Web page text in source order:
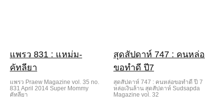
แพรว 831 : แหม่ม-
คัทลียา
แพรว Praew Magazine vol. 35 no.
831 April 2014 Super Mommy
คัทลียา
สุดสัปดาห์ 747 : คนหล่อ
ขอทำดี ปี7
สุดสัปดาห์ 747 : คนหล่อขอทำดี ปี 7
หล่อเงินล้าน สุดสัปดาห์ Sudsapda
Magazine vol. 32